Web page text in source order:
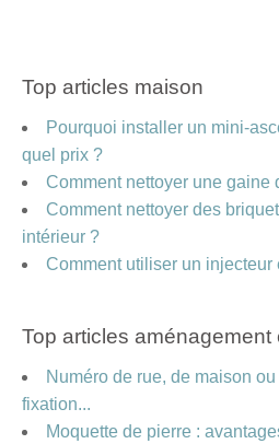
Top articles maison
Pourquoi installer un mini-
quel prix ?
Comment nettoyer une gaine
Comment nettoyer des
intérieur ?
Comment utiliser un injecteur
Top articles aménagement
Numéro de rue, de maison
fixation...
Moquette de pierre :